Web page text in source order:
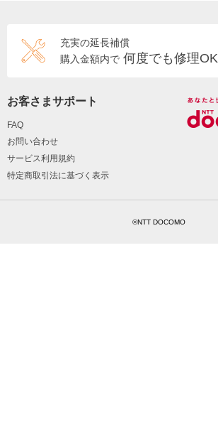
充実の延長補償
購入金額内で 何度でも修理OK
お客さまサポート
FAQ
お問い合わせ
サービス利用規約
特定商取引法に基づく表示
©NTT DOCOMO